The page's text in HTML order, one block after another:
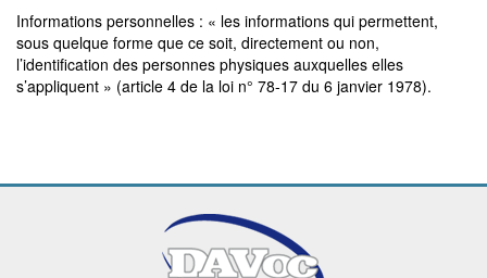
Informations personnelles : « les informations qui permettent,
sous quelque forme que ce soit, directement ou non,
l’identification des personnes physiques auxquelles elles
s’appliquent » (article 4 de la loi n° 78-17 du 6 janvier 1978).